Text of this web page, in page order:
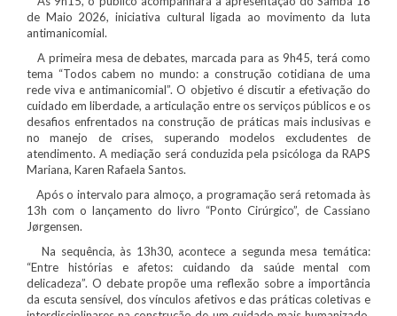
de Maio 2026, iniciativa cultural ligada ao movimento da luta
antimanicomial.
A primeira mesa de debates, marcada para as 9h45, terá como
tema “Todos cabem no mundo: a construção cotidiana de uma
rede viva e antimanicomial”. O objetivo é discutir a efetivação do
cuidado em liberdade, a articulação entre os serviços públicos e os
desafios enfrentados na construção de práticas mais inclusivas e
no manejo de crises, superando modelos excludentes de
atendimento. A mediação será conduzida pela psicóloga da RAPS
Mariana, Karen Rafaela Santos.
Após o intervalo para almoço, a programação será retomada às
13h com o lançamento do livro “Ponto Cirúrgico”, de Cassiano
Jørgensen.
Na sequência, às 13h30, acontece a segunda mesa temática:
“Entre histórias e afetos: cuidando da saúde mental com
delicadeza”. O debate propõe uma reflexão sobre a importância
da escuta sensível, dos vínculos afetivos e das práticas coletivas e